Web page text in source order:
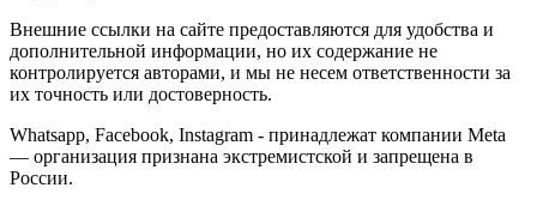
Внешние ссылки на сайте предоставляются для удобства и
дополнительной информации, но их содержание не
контролируется авторами, и мы не несем ответственности за
их точность или достоверность.
Whatsapp, Facebook, Instagram - принадлежат компании Meta
— организация признана экстремистской и запрещена в
России.